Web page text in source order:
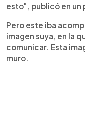
esto", publicó en un
Pero este iba
imagen suya, en la
comunicar. Esta
muro.